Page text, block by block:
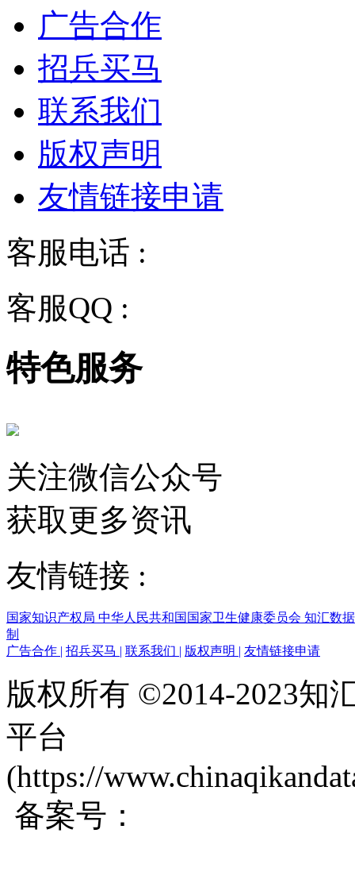
广告合作
招兵买马
联系我们
版权声明
友情链接申请
客服电话 :
客服QQ :
特色服务
关注微信公众号
获取更多资讯
友情链接 :
国家知识产权局 中华人民共和国国家卫生健康委员会 知汇数
制
广告合作 | 招兵买马 | 联系我们 | 版权声明 | 友情链接申请
版权所有 ©2014-2023知
平台
(https://
备案号：